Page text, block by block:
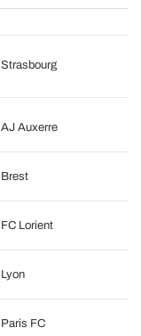
Strasbourg
AJ Auxerre
Brest
FC Lorient
Lyon
Paris FC